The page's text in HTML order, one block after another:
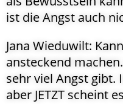
ist die Angst auch
Jana Wieduwilt:
ansteckend
sehr viel Angst gibt.
aber JETZT scheint